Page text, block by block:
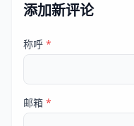
添加新评论
称呼 *
邮箱 *